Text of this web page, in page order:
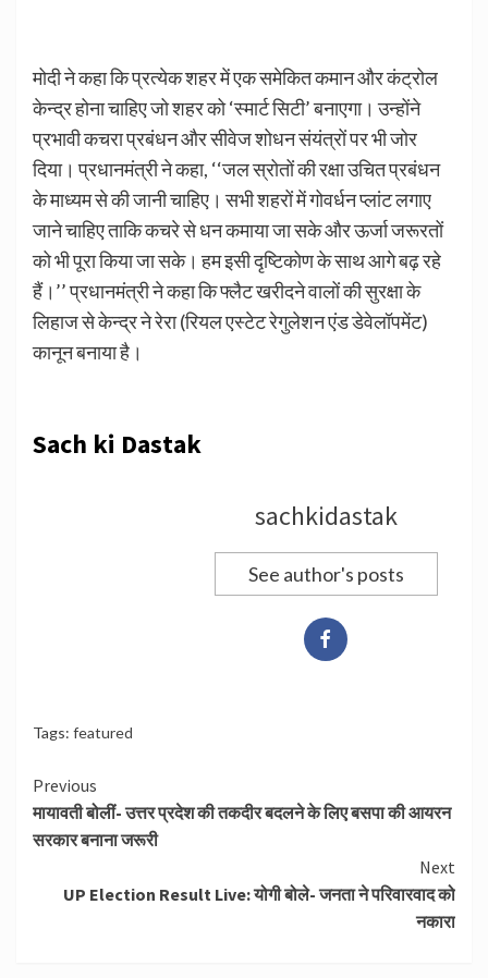
मोदी ने कहा कि प्रत्येक शहर में एक समेकित कमान और कंट्रोल
केन्द्र होना चाहिए जो शहर को ‘स्मार्ट सिटी’ बनाएगा। उन्होंने
प्रभावी कचरा प्रबंधन और सीवेज शोधन संयंत्रों पर भी जोर
दिया। प्रधानमंत्री ने कहा, ‘‘जल स्रोतों की रक्षा उचित प्रबंधन
के माध्यम से की जानी चाहिए। सभी शहरों में गोवर्धन प्लांट लगाए
जाने चाहिए ताकि कचरे से धन कमाया जा सके और ऊर्जा जरूरतों
को भी पूरा किया जा सके। हम इसी दृष्टिकोण के साथ आगे बढ़ रहे
हैं।’’ प्रधानमंत्री ने कहा कि फ्लैट खरीदने वालों की सुरक्षा के
लिहाज से केन्द्र ने रेरा (रियल एस्टेट रेगुलेशन एंड डेवेलॉपमेंट)
कानून बनाया है।
Sach ki Dastak
sachkidastak
See author's posts
Tags: featured
Continue
Reading
Previous
मायावती बोलीं- उत्तर प्रदेश की तकदीर बदलने के लिए बसपा की आयरन
सरकार बनाना जरूरी
Next
UP Election Result Live: योगी बोले- जनता ने परिवारवाद को
नकारा